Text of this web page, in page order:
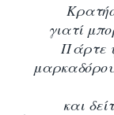
γιατί
Πάρτε
και